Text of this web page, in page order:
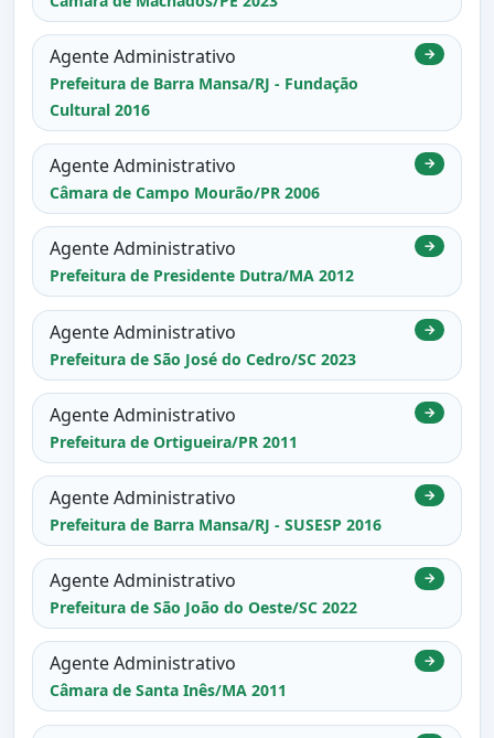
Agente Administrativo
Prefeitura de Barra Mansa/RJ - Fundação
Cultural 2016
→
Agente Administrativo
Câmara de Campo Mourão/PR 2006
→
Agente Administrativo
Prefeitura de Presidente Dutra/MA 2012
→
Agente Administrativo
Prefeitura de São José do Cedro/SC 2023
→
Agente Administrativo
Prefeitura de Ortigueira/PR 2011
→
Agente Administrativo
Prefeitura de Barra Mansa/RJ - SUSESP 2016
→
Agente Administrativo
Prefeitura de São João do Oeste/SC 2022
→
Agente Administrativo
Câmara de Santa Inês/MA 2011
→